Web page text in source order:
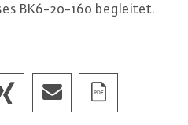
BK6-20-160 begleitet.